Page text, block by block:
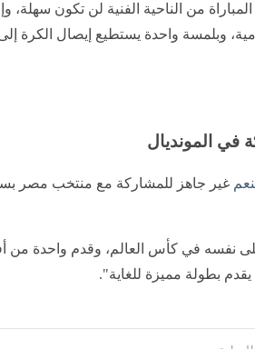
من الناحية الفنية لن تكون سهلة،
وبلمسة واحدة يستطيع إيصال الكرة
في المونديال
غير جاهز للمشاركة مع منتخب مصر
على نفسه في كأس العالم، وقدم واحدة من
بطولة مميزة للغاية".